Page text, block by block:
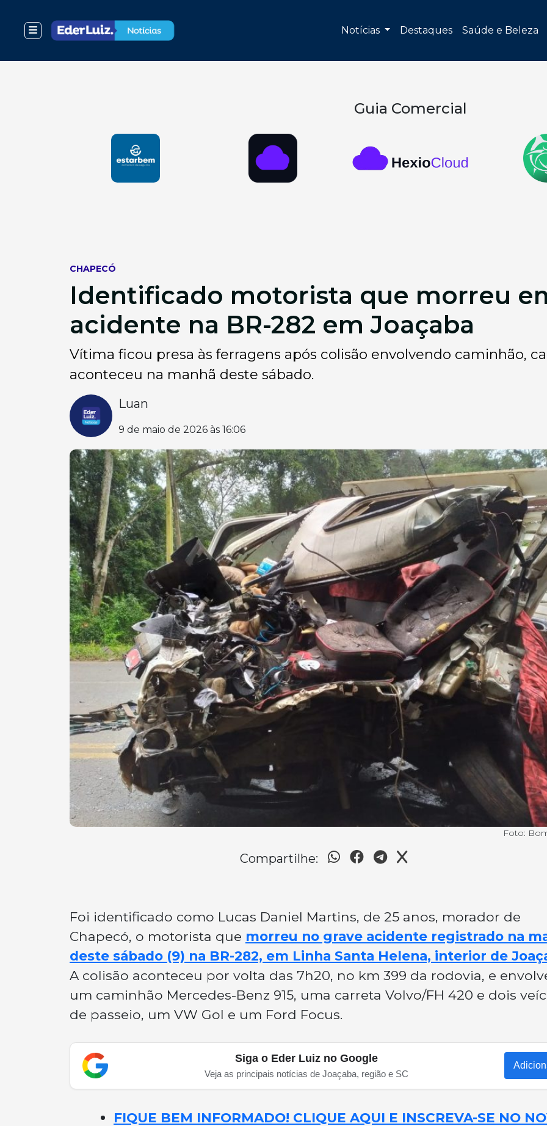
Notícias Destaques Saúde e Beleza
Guia Comercial
CHAPECÓ
Identificado motorista que morreu
acidente na BR-282 em Joaçaba
Vítima ficou presa às ferragens após colisão envolvendo caminhão,
aconteceu na manhã deste sábado.
Luan
9 de maio de 2026 às 16:06
Foto:
Compartilhe:
Foi identificado como Lucas Daniel Martins, de 25 anos, morador de
Chapecó, o motorista que morreu no grave acidente registrado na
deste sábado (9) na BR-282, em Linha Santa Helena, interior de
A colisão aconteceu por volta das 7h20, no km 399 da rodovia, e
um caminhão Mercedes-Benz 915, uma carreta Volvo/FH 420 e dois
de passeio, um VW Gol e um Ford Focus.
Siga o Eder Luiz no Google
Veja as principais notícias de Joaçaba, região e SC
FIQUE BEM INFORMADO! CLIQUE AQUI E INSCREVA-SE NO